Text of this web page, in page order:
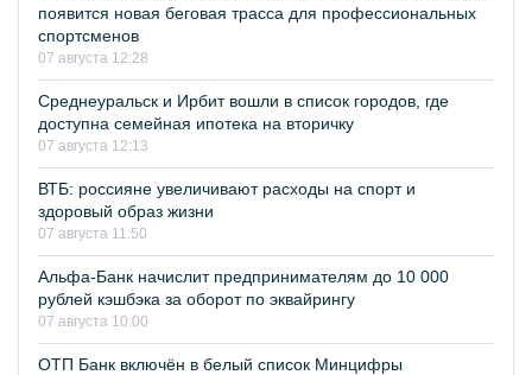
появится новая беговая трасса для профессиональных
спортсменов
07 августа 12:28
Среднеуральск и Ирбит вошли в список городов, где
доступна семейная ипотека на вторичку
07 августа 12:13
ВТБ: россияне увеличивают расходы на спорт и
здоровый образ жизни
07 августа 11:50
Альфа-Банк начислит предпринимателям до 10 000
рублей кэшбэка за оборот по эквайрингу
07 августа 10:00
ОТП Банк включён в белый список Минцифры